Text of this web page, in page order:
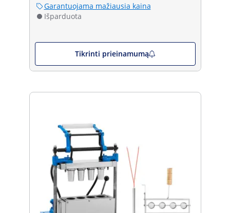
Garantuojama mažiausia kaina
Išparduota
Tikrinti prieinamumą